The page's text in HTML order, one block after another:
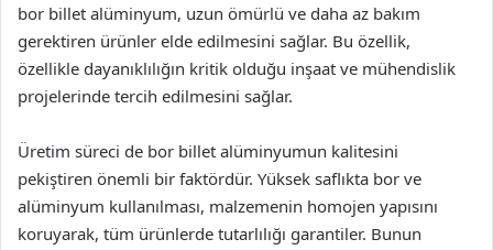
bor billet alüminyum, uzun ömürlü ve daha az bakım
gerektiren ürünler elde edilmesini sağlar. Bu özellik,
özellikle dayanıklılığın kritik olduğu inşaat ve mühendislik
projelerinde tercih edilmesini sağlar.
Üretim süreci de bor billet alüminyumun kalitesini
pekiştiren önemli bir faktördür. Yüksek saflıkta bor ve
alüminyum kullanılması, malzemenin homojen yapısını
koruyarak, tüm ürünlerde tutarlılığı garantiler. Bunun